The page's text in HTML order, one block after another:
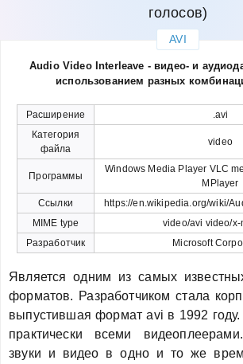
голосов)
AVI
Audio Video Interleave - видео- и
использованием разных
Расширение
.avi
Категория
файла
video
Программы
Windows Media Player VLC
MPlayer
Ссылки
https://en.wikipedia.org/wiki/
MIME type
video/avi video/x-
Разработчик
Microsoft
Является одним из самых
форматов. Разработчиком стала
выпустившая формат avi в 1992
практически всеми
звуки и видео в одно и то же